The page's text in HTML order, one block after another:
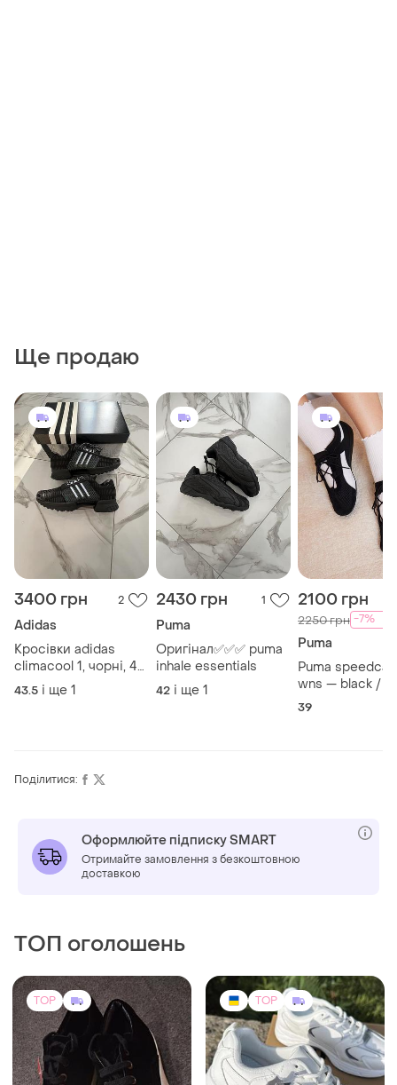
Ще продаю
3400 грн 2
Adidas
Кросівки adidas
climacool 1, чорні, 45
1/3 (43-43.5, 28 см)
43.5 і ще 1
2430 грн 1
Puma
Оригінал✅✅✅ puma
inhale essentials
42 і ще 1
2100 грн
2250 грн -7%
Puma
Puma speedcat
wns — black /
white | нові |
39
Поділитися:
Оформлюйте підписку SMART
Отримайте замовлення з безкоштовною
доставкою
ТОП оголошень
TOP TOP